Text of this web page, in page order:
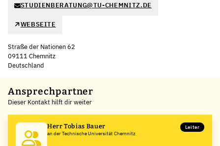
STUDIENBERATUNG@TU-CHEMNITZ.DE
WEBSEITE
Straße der Nationen 62
09111 Chemnitz
Deutschland
+
−
Ansprechpartner
Dieser Kontakt hilft dir weiter
Herr Tobias Bauer
an der Technische Universität Chemnitz
Leiter